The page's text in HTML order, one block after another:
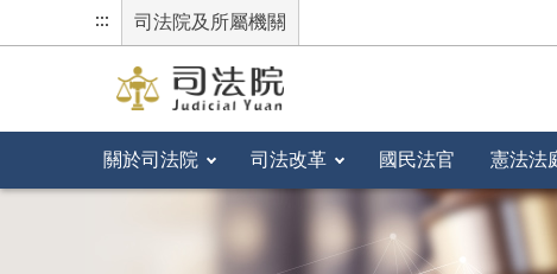
::: 司法院及所屬機關
關於司法院 司法改革 國民法官 憲法法